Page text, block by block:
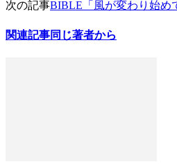
次の記事BIBLE「風が変わり始め
関連記事同じ著者から